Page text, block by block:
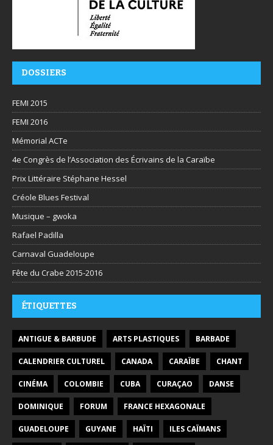
DOSSIERS
FEMI 2015
FEMI 2016
Mémorial ACTe
4e Congrès de l’Association des Écrivains de la Caraïbe
Prix Littéraire Stéphane Hessel
Créole Blues Festival
Musique – gwoka
Rafael Padilla
Carnaval Guadeloupe
Fête du Crabe 2015-2016
ÉTIQUETTES
ANTIGUE & BARBUDE ARTS PLASTIQUES BARBADE
CALENDRIER CULTUREL CANADA CARAÏBE CHANT
CINÉMA COLOMBIE CUBA CURAÇAO DANSE
DOMINIQUE FORUM FRANCE HEXAGONALE
GUADELOUPE GUYANE HAÏTI ILES CAÏMANS